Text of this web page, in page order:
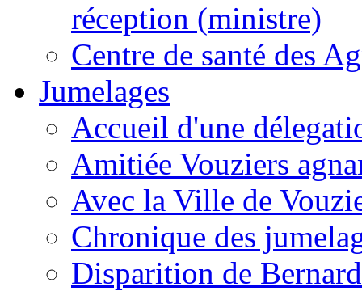
réception (ministre)
Centre de santé des
Jumelages
Accueil d'une
Amitiée Vouziers
Avec la Ville de
Chronique des
Disparition de